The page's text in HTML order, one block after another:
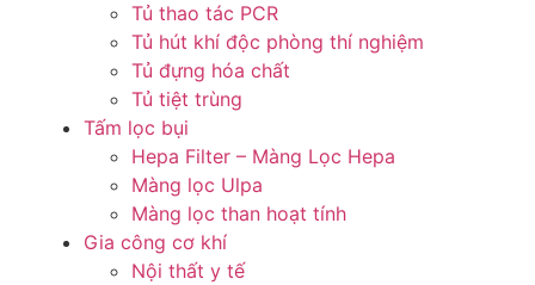
Tủ thao tác PCR
Tủ hút khí độc phòng thí nghiệm
Tủ đựng hóa chất
Tủ tiệt trùng
Tấm lọc bụi
Hepa Filter – Màng Lọc Hepa
Màng lọc Ulpa
Màng lọc than hoạt tính
Gia công cơ khí
Nội thất y tế